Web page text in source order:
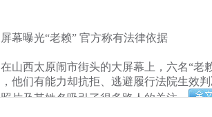
曝光“老赖” 官方称有法律依据
西太原闹市街头的大屏幕上，六名“老
他们有能力却抗拒、逃避履行法院生效
片及其姓名吸引了很多路人的关注。